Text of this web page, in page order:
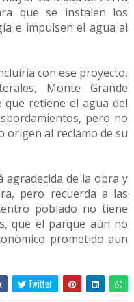
que se instalen los
e impulsen el agua al
con ese proyecto,
Monte Grande
que retiene el agua del
pero no
origen al reclamo de su
agradecida de la obra y
pero recuerda a las
poblado no tiene
que el parque aún no
prometido aun
Twitter